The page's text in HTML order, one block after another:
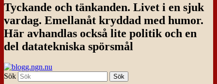
Tyckande och tänkanden. Livet i en sjuk
vardag. Emellanåt kryddad med humor.
Här avhandlas också lite politik och en
del datatekniska spörsmål
Sök